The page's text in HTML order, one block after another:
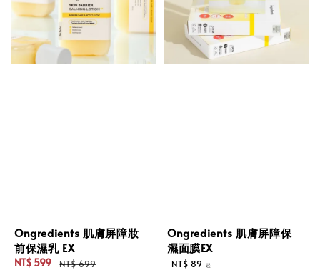
Ongredients 肌膚屏障妝
前保濕乳 EX
NT$ 599
NT$ 699
Ongredients 肌膚屏障保
濕面膜EX
Regular
NT$ 89 起